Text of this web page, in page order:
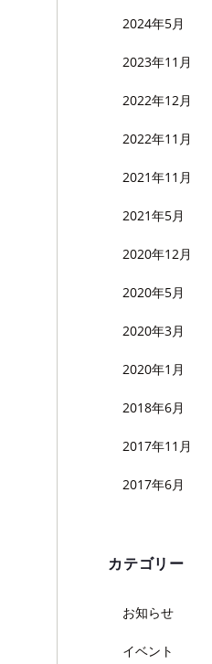
2024年5月
2023年11月
2022年12月
2022年11月
2021年11月
2021年5月
2020年12月
2020年5月
2020年3月
2020年1月
2018年6月
2017年11月
2017年6月
カテゴリー
お知らせ
イベント